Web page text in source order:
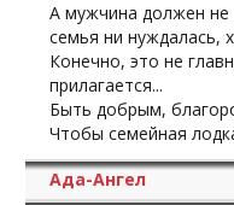
А мужчина должен не
семья ни нуждалась,
Конечно, это не
прилагается...
Быть добрым,
Чтобы семейная
Ада-Ангел